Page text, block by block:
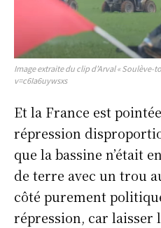
Image extraite du clip d’Arval «
v=c6Ia6uywsxs
Et la France est
répression
que la bassine n’était
de terre avec un trou
côté purement
répression, car laisser